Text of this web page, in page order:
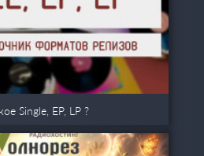
Single, EP, LP ?